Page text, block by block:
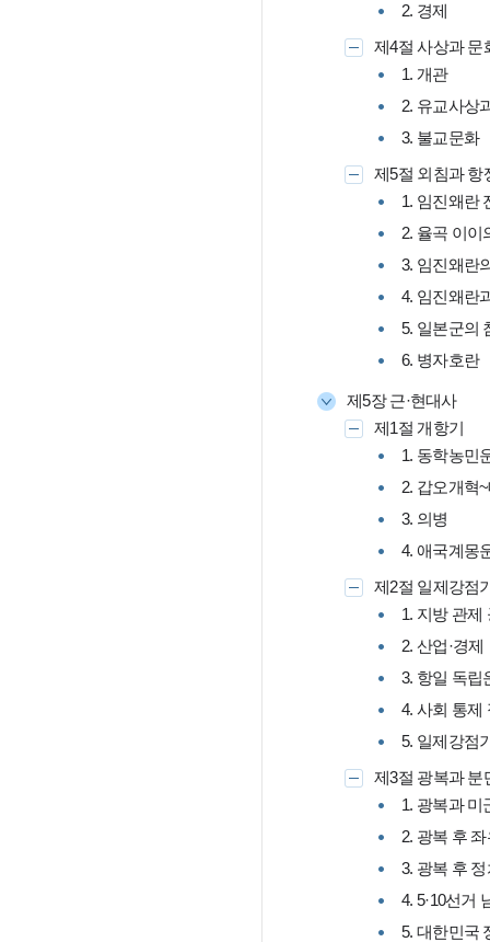
2. 경제
제4절 사상과 문
1. 개관
2. 유교사상
3. 불교문화
제5절 외침과 항
1. 임진왜란
2. 율곡 이이
3. 임진왜란
4. 임진왜란
5. 일본군의
6. 병자호란
제5장 근·현대사
제1절 개항기
1. 동학농민
2. 갑오개혁
3. 의병
4. 애국계몽
제2절 일제강점
1. 지방 관제
2. 산업·경제
3. 항일 독립
4. 사회 통제
5. 일제강점
제3절 광복과 분
1. 광복과 미
2. 광복 후
3. 광복 후
4. 5·10선거
5. 대한민국